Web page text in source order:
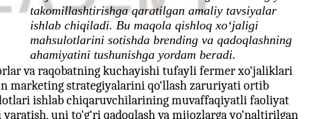
takomillashtirishga qaratilgan amaliy tavsiyalar
ishlab chiqiladi. Bu maqola qishloq xo‘jaligi
mahsulotlarini sotishda brending va qadoqlashning
ahamiyatini tushunishga yordam beradi.
va raqobatning kuchayishi tufayli fermer xo‘jaliklari
marketing strategiyalarini qo‘llash zaruriyati ortib
ishlab chiqaruvchilarining muvaffaqiyatli faoliyat
uni to‘g‘ri qadoqlash va mijozlarga yo‘naltirilgan